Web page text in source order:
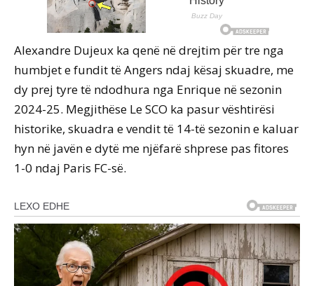
Alexandre Dujeux ka qenë në drejtim për tre nga
humbjet e fundit të Angers ndaj kësaj skuadre, me
dy prej tyre të ndodhura nga Enrique në sezonin
2024-25. Megjithëse Le SCO ka pasur vështirësi
historike, skuadra e vendit të 14-të sezonin e kaluar
hyn në javën e dytë me njëfarë shprese pas fitores
1-0 ndaj Paris FC-së.